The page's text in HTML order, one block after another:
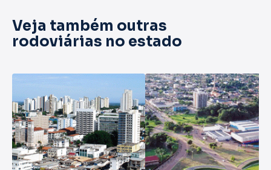
Veja também outras
rodoviárias no estado